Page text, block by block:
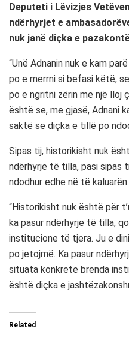
Deputeti i Lëvizjes
ndërhyrjet e
nuk janë diçka e
“Unë Adnanin nuk e kam
po e merrni si befasi këtë,
po e ngritni zërin me një lloj
është se, me gjasë, Adnani
saktë se diçka e tillë po
Sipas tij, historikisht nuk
ndërhyrje të tilla, pasi sipas
ndodhur edhe në të kaluarën.
“Historikisht nuk është për
ka pasur ndërhyrje të tilla,
institucione të tjera. Ju e
po jetojmë. Ka pasur
situata konkrete brenda
është diçka e
Related